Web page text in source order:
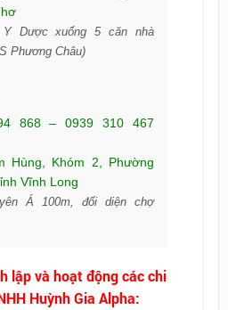
Dược xuống 5 căn nhà
Phương Châu)
868 – 0939 310 467
Hùng, Khóm 2, Phường
Vĩnh Long
Á 100m, đối diện chợ
lập và hoạt động các chi
Huỳnh Gia Alpha: